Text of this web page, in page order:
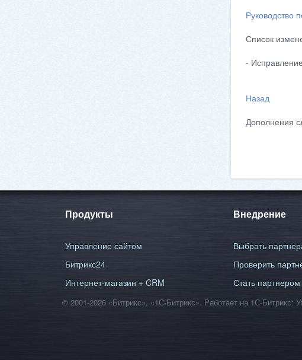
Руководство
Список
-
Назад
Дополнения
Продукты
Управление сайтом
Битрикс24
Интернет-магазин + CRM
Внедрение
Выбрать
Проверить
Стать партнером
© 2001-2026 «Битрикс», «1С-Битрикс». Работает на 1С-